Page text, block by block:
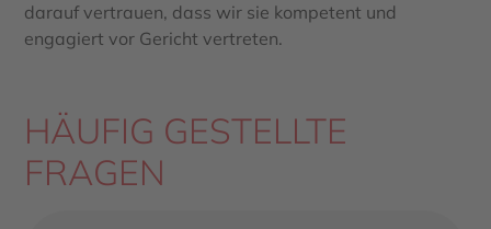
darauf vertrauen, dass wir sie kompetent und
engagiert vor Gericht vertreten.
HÄUFIG GESTELLTE
FRAGEN